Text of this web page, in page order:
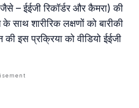
– ईईजी रिकॉर्डर और कैमरा) की
साथ शारीरिक लक्षणों को बारीकी
की इस प्रक्रिया को वीडियो ईईजी